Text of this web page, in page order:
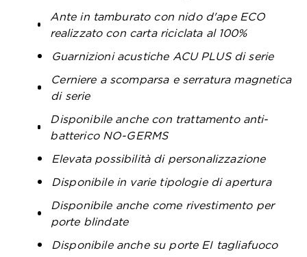
Ante in tamburato con nido d'ape ECO
realizzato con carta riciclata al 100%
Guarnizioni acustiche ACU PLUS di serie
Cerniere a scomparsa e serratura magnetica
di serie
Disponibile anche con trattamento anti-
batterico NO-GERMS
Elevata possibilità di personalizzazione
Disponibile in varie tipologie di apertura
Disponibile anche come rivestimento per
porte blindate
Disponibile anche su porte EI tagliafuoco